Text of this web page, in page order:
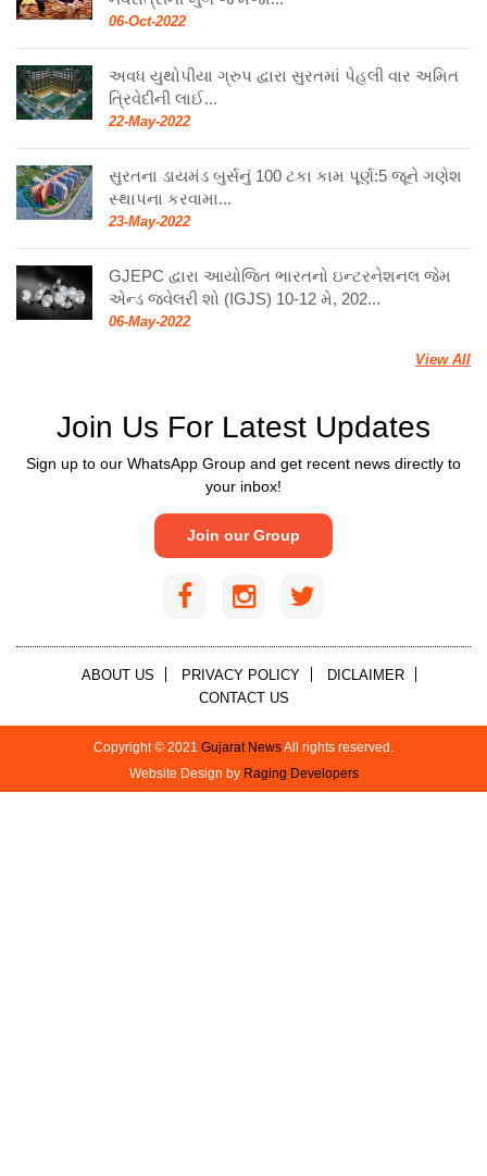
06-Oct-2022
અવધ યુથોપીયા ગ્રુપ દ્વારા સુરતમાં પેહલી વાર અમિત
ત્રિવેદીની લાઈ...
22-May-2022
સુરતના ડાયમંડ બુર્સનું 100 ટકા કામ પૂર્ણ:5 જૂને ગણેશ
સ્થાપના કરવામા...
23-May-2022
GJEPC દ્વારા આયોજિત ભારતનો ઇન્ટરનેશનલ જેમ
એન્ડ જ્વેલરી શો (IGJS) 10-12 મે, 202...
06-May-2022
View All
Join Us For Latest Updates
Sign up to our WhatsApp Group and get recent news directly to
your inbox!
Join our Group
ABOUT US PRIVACY POLICY
DICLAIMER
CONTACT US
Copyright © 2021 Gujarat NewsAll rights reserved.
Website Design by Raging Developers